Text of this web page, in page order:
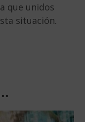
que unidos
situación.